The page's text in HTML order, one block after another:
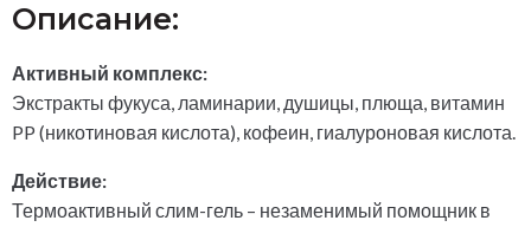
Описание:
Активный комплекс:
Экстракты фукуса, ламинарии, душицы, плюща, витамин
PP (никотиновая кислота), кофеин, гиалуроновая кислота.
Действие:
Термоактивный слим-гель – незаменимый помощник в